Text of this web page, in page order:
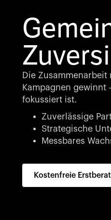
Die
Kampagnen gewinnt
fokussiert ist.
Zuverlässige
Strategische
Messbares
Kostenfreie